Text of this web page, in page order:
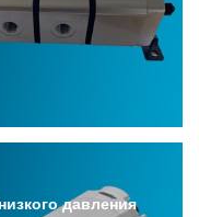
давления